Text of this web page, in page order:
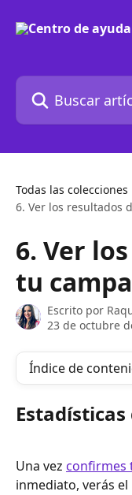
Buscar artículos...
Todas las colecciones
6. Ver los resultados
6. Ver
tu
Escrito por
23 de octubre
Índice de
Una vez confirmes
inmediato, verás